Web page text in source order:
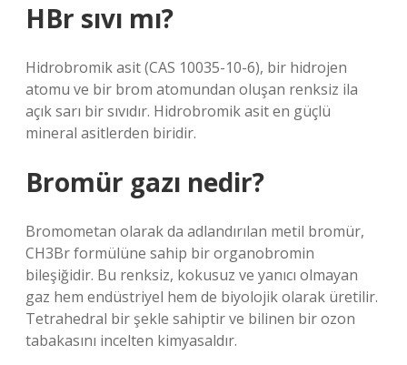
HBr sıvı mı?
Hidrobromik asit (CAS 10035-10-6), bir hidrojen
atomu ve bir brom atomundan oluşan renksiz ila
açık sarı bir sıvıdır. Hidrobromik asit en güçlü
mineral asitlerden biridir.
Bromür gazı nedir?
Bromometan olarak da adlandırılan metil bromür,
CH3Br formülüne sahip bir organobromin
bileşiğidir. Bu renksiz, kokusuz ve yanıcı olmayan
gaz hem endüstriyel hem de biyolojik olarak üretilir.
Tetrahedral bir şekle sahiptir ve bilinen bir ozon
tabakasını incelten kimyasaldır.